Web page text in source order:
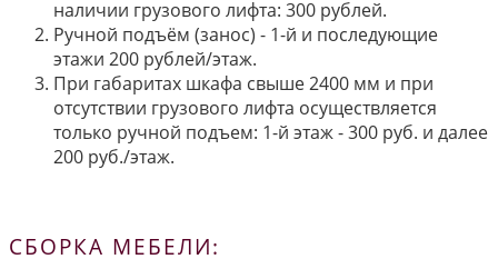
наличии грузового лифта: 300 рублей.
Ручной подъём (занос) - 1-й и последующие
этажи 200 рублей/этаж.
При габаритах шкафа свыше 2400 мм и при
отсутствии грузового лифта осуществляется
только ручной подъем: 1-й этаж - 300 руб. и далее
200 руб./этаж.
СБОРКА МЕБЕЛИ: